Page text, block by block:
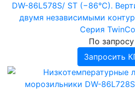
DW-86L578S/ ST (−86°C).
двумя независимыми
Серия
По запросу
Запросить